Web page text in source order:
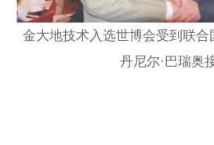
金大地技术入选世博会受到联合
丹尼尔·巴瑞奥